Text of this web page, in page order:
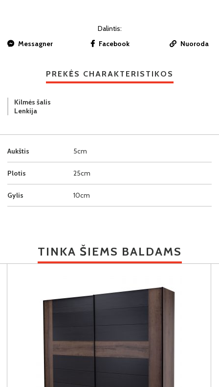
Dalintis:
Messagner
Facebook Nuoroda
PREKĖS CHARAKTERISTIKOS
Aukštis 5cm
Plotis 25cm
Gylis 10cm
Kilmės šalis
Lenkija
TINKA ŠIEMS BALDAMS